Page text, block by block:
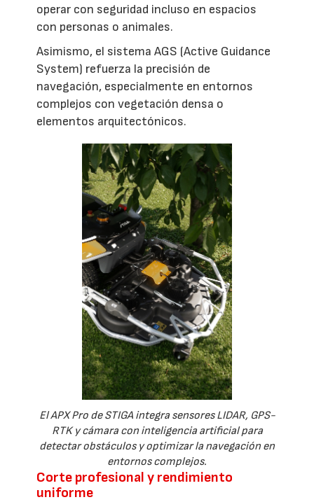
operar con seguridad incluso en espacios
con personas o animales.
Asimismo, el sistema AGS (Active Guidance
System) refuerza la precisión de
navegación, especialmente en entornos
complejos con vegetación densa o
elementos arquitectónicos.
El APX Pro de STIGA integra sensores LIDAR, GPS-
RTK y cámara con inteligencia artificial para
detectar obstáculos y optimizar la navegación en
entornos complejos.
Corte profesional y rendimiento
uniforme